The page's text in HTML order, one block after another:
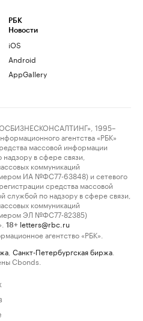
РБК
Новости
iOS
Android
AppGallery
1995–
агентства «РБК»
массовой информации
в сфере связи,
коммуникаций
ИА №ФС77-63848) и сетевого
средства массовой
по надзору в сфере связи,
коммуникаций
ЭЛ №ФС77-82385)
18+ letters@rbc.ru
агентство «РБК».
Санкт-Петербургская биржа
Cbonds.